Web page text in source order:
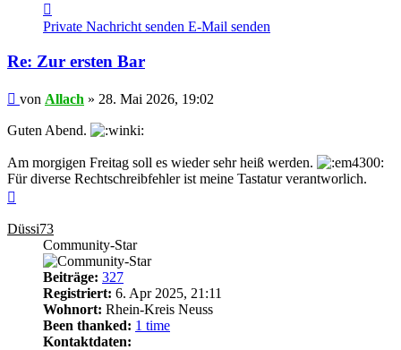
von
Allach
Private Nachricht senden E-Mail senden
Re: Zur ersten Bar
Beitrag
von Allach » 28. Mai 2026, 19:02
Guten Abend.
Am morgigen Freitag soll es wieder sehr heiß werden.
Für diverse Rechtschreibfehler ist meine Tastatur verantworlich.
Düssi73
Community-Star
Beiträge: 327
Registriert: 6. Apr 2025, 21:11
Wohnort: Rhein-Kreis Neuss
Been thanked: 1 time
Kontaktdaten: